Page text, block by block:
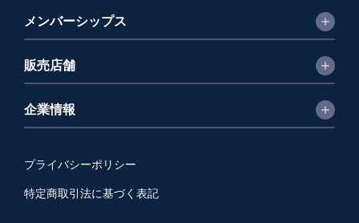
メンバーシップス
販売店舗
企業情報
プライバシーポリシー
特定商取引法に基づく表記